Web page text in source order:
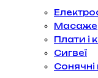
Плати і
Сигвеї
Сонячні